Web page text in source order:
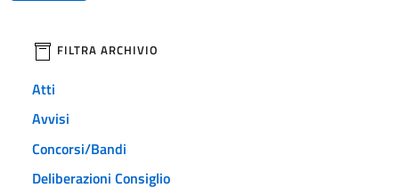
filtri da applicare
FILTRA ARCHIVIO
Atti
Avvisi
Concorsi/Bandi
Deliberazioni Consiglio